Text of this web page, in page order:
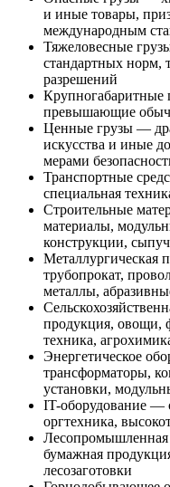
и иные товары,
международным
Тяжеловесные
стандартных норм,
разрешений
Крупногабаритные
превышающие
Ценные грузы —
искусства и иные
мерами
Транспортные
специальная
Строительные
материалы,
конструкции,
Металлургическая
трубопрокат,
металлы,
продукция, овощи,
техника,
Энергетическое
трансформаторы,
установки,
IT-оборудование —
оргтехника,
бумажная
лесозаготовки